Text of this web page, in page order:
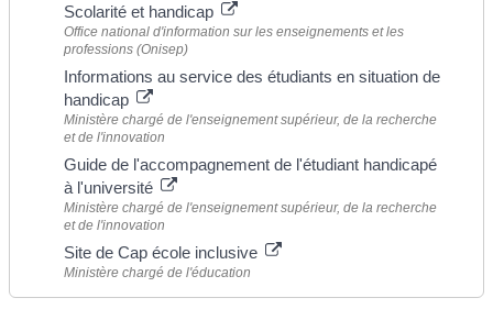
Scolarité et handicap
Office national d'information sur les enseignements et les
professions (Onisep)
Informations au service des étudiants en situation de
handicap
Ministère chargé de l'enseignement supérieur, de la recherche
et de l'innovation
Guide de l'accompagnement de l'étudiant handicapé
à l'université
Ministère chargé de l'enseignement supérieur, de la recherche
et de l'innovation
Site de Cap école inclusive
Ministère chargé de l'éducation